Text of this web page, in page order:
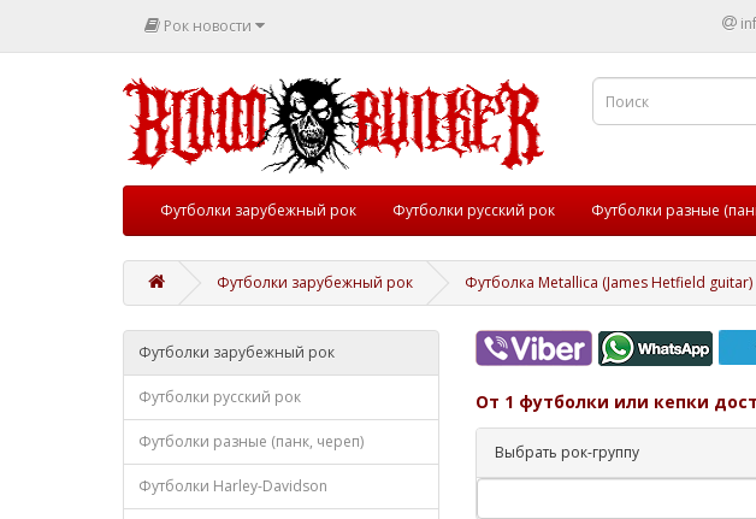
Рок новости
Футболки зарубежный рок Футболки русский рок Футболки разные
Футболки зарубежный рок Футболка Metallica (James Hetfield guitar)
Футболки зарубежный рок
Футболки русский рок
Футболки разные (панк, череп)
Футболки Harley-Davidson
От 1 футболки или кепки
Выбрать рок-группу